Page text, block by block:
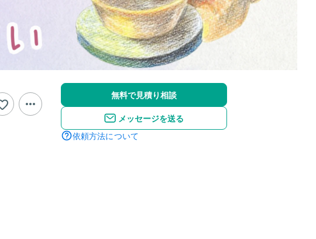
無料で見積り相談
メッセージを送る
依頼方法について